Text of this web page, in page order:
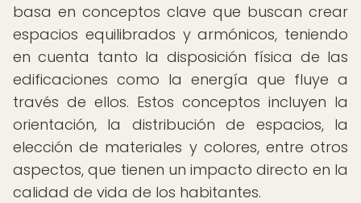
basa en conceptos clave que buscan crear
espacios equilibrados y armónicos, teniendo
en cuenta tanto la disposición física de las
edificaciones como la energía que fluye a
través de ellos. Estos conceptos incluyen la
orientación, la distribución de espacios, la
elección de materiales y colores, entre otros
aspectos, que tienen un impacto directo en la
calidad de vida de los habitantes.